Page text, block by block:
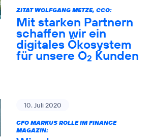
ZITAT WOLFGANG METZE, CCO:
Mit starken Partnern
schaffen wir ein
digitales Ökosystem
für unsere O2 Kunden
10. Juli 2020
CFO MARKUS ROLLE IM FINANCE
MAGAZIN: